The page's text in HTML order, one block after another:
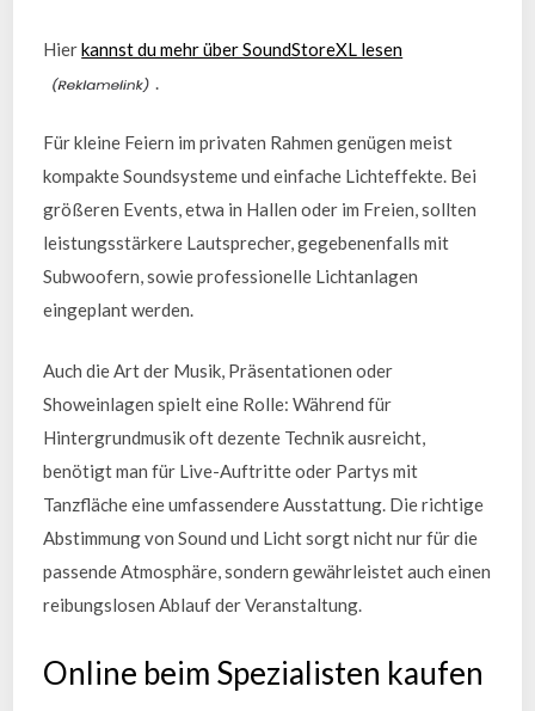
Hierkannst du mehr über SoundStoreXL lesen
Für kleine Feiern im privaten Rahmen genügen meist
kompakte Soundsysteme und einfache Lichteffekte. Bei
größeren Events, etwa in Hallen oder im Freien, sollten
leistungsstärkere Lautsprecher, gegebenenfalls mit
Subwoofern, sowie professionelle Lichtanlagen
eingeplant werden.
Auch die Art der Musik, Präsentationen oder
Showeinlagen spielt eine Rolle: Während für
Hintergrundmusik oft dezente Technik ausreicht,
benötigt man für Live-Auftritte oder Partys mit
Tanzfläche eine umfassendere Ausstattung. Die richtige
Abstimmung von Sound und Licht sorgt nicht nur für die
passende Atmosphäre, sondern gewährleistet auch einen
reibungslosen Ablauf der Veranstaltung.
Online beim Spezialisten kaufen